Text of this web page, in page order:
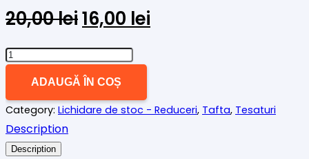
20,00leiPrețul
a
fost:
20,00 lei.
16,00 lei
Cantitate
fixa
galben
pai
ADAUGĂ ÎN COȘ
Category: Lichidare de stoc - Reduceri, Tafta, Tesaturi
Description
Description